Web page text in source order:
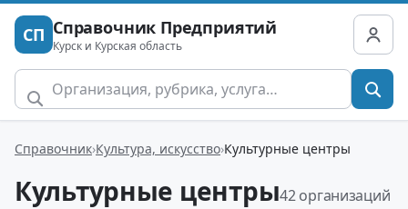
СП Справочник Предприятий
Курск и Курская область
Справочник Культура, искусство Культурные центры
Культурные центры42 организаций